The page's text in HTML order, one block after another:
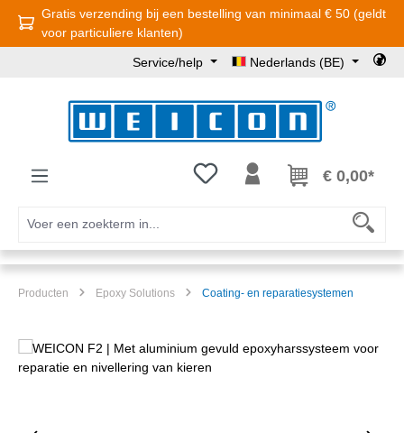
Ga naar de hoofdinhoud
Gratis verzending bij een bestelling van minimaal € 50 (geldt
voor particuliere klanten)
Service/help Nederlands (BE)
Je hebt 0 items op je€ 0,00*
Producten Epoxy Solutions Coating- en reparatiesystemen
Afbeeldingengalerij overslaan